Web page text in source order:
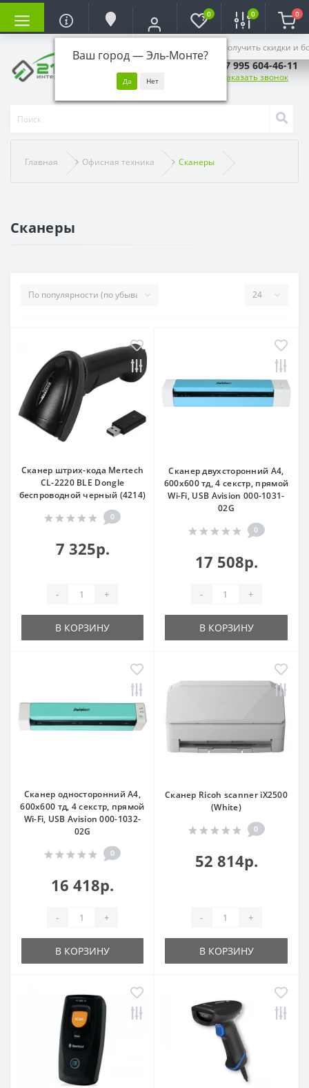
Ваш город —Эль-Монте?
Войдите, чтобы получить скидки и
0 0 0
+7 995 604-46-11
Заказать звонок
Главная Офисная техника Сканеры
Сканеры
Сканер штрих-кода Mertech
CL-2220 BLE Dongle
беспроводной черный (4214)
0
7 325р.
- +
В КОРЗИНУ
Сканер двухсторонний A4,
600x600 тд, 4 секстр, прямой
Wi-Fi, USB Avision 000-1031-
02G
0
17 508р.
- +
В КОРЗИНУ
Сканер односторонний A4,
600x600 тд, 4 секстр, прямой
Wi-Fi, USB Avision 000-1032-
02G
0
16 418р.
- +
В КОРЗИНУ
Сканер Ricoh scanner iX2500
(White)
0
52 814р.
- +
В КОРЗИНУ